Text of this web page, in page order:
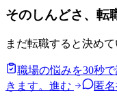
そのしんどさ、転
まだ転職すると決め
職場の悩みを30秒
きます。 進む 匿